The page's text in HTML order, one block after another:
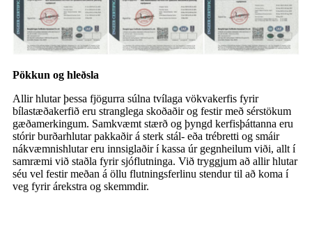
Pökkun og hleðsla
Allir hlutar þessa fjögurra súlna tvílaga vökvakerfis fyrir
bílastæðakerfið eru stranglega skoðaðir og festir með sérstökum
gæðamerkingum. Samkvæmt stærð og þyngd kerfisþáttanna eru
stórir burðarhlutar pakkaðir á sterk stál- eða trébretti og smáir
nákvæmnishlutar eru innsiglaðir í kassa úr gegnheilum viði, allt í
samræmi við staðla fyrir sjóflutninga. Við tryggjum að allir hlutar
séu vel festir meðan á öllu flutningsferlinu stendur til að koma í
veg fyrir árekstra og skemmdir.